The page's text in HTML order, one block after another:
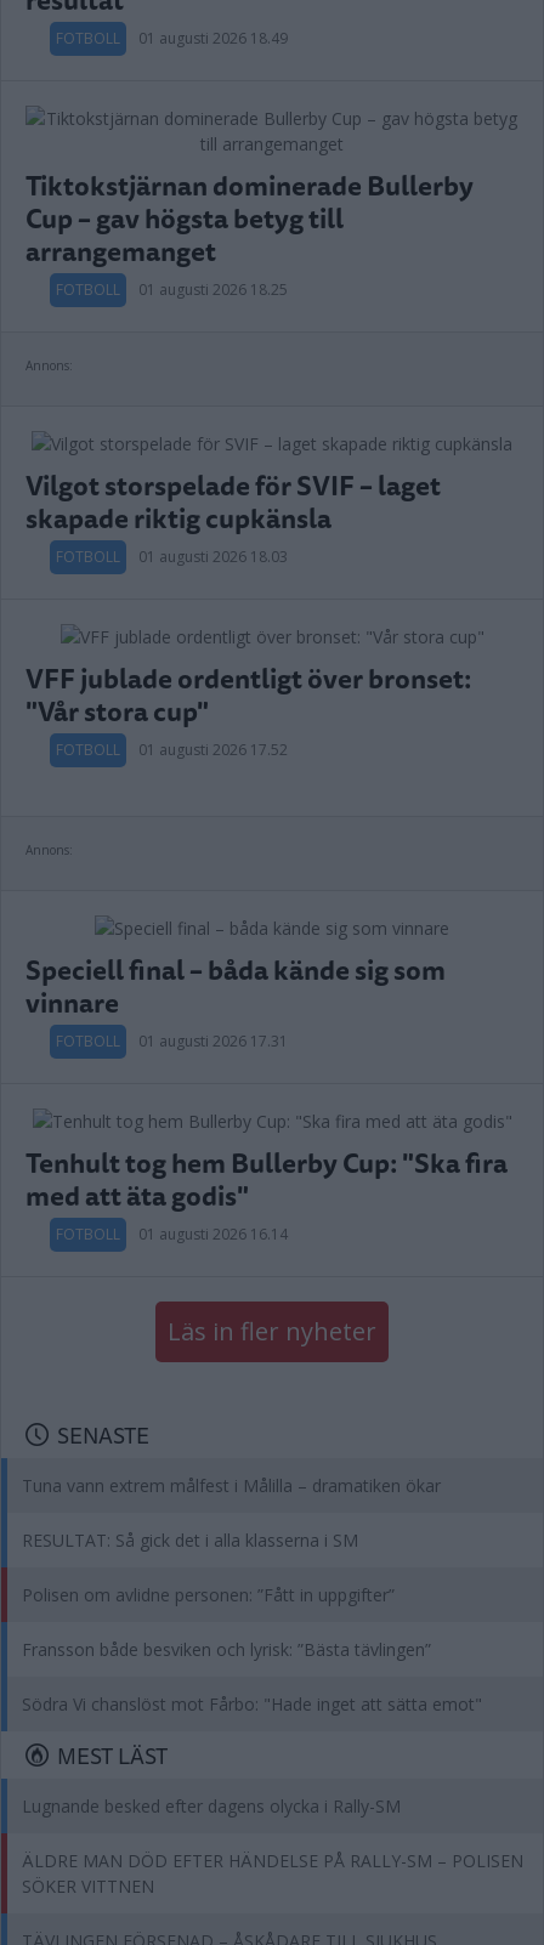
FOTBOLL 01 augusti 2026 18.49
Tiktokstjärnan dominerade Bullerby
Cup – gav högsta betyg till
arrangemanget
FOTBOLL 01 augusti 2026 18.25
Annons:
Vilgot storspelade för SVIF – laget
skapade riktig cupkänsla
FOTBOLL 01 augusti 2026 18.03
VFF jublade ordentligt över bronset:
"Vår stora cup"
FOTBOLL 01 augusti 2026 17.52
Annons:
Speciell final – båda kände sig som
vinnare
FOTBOLL 01 augusti 2026 17.31
Tenhult tog hem Bullerby Cup: "Ska fira
med att äta godis"
FOTBOLL 01 augusti 2026 16.14
Läs in fler nyheter
SENASTE
Tuna vann extrem målfest i Målilla – dramatiken ökar
RESULTAT: Så gick det i alla klasserna i SM
Polisen om avlidne personen: ”Fått in uppgifter”
Fransson både besviken och lyrisk: ”Bästa tävlingen”
Södra Vi chanslöst mot Fårbo: "Hade inget att sätta emot"
MEST LÄST
Lugnande besked efter dagens olycka i Rally-SM
ÄLDRE MAN DÖD EFTER HÄNDELSE PÅ RALLY-SM – POLISEN
SÖKER VITTNEN